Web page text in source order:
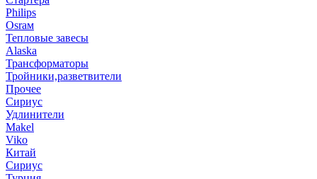
Philips
Оsrам
Тепловые завесы
Alaska
Трансформаторы
Тройники,разветвители
Прочее
Сириус
Удлинители
Makel
Viko
Китай
Сириус